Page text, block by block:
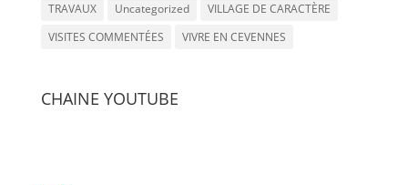
TRAVAUX
Uncategorized
VILLAGE DE CARACTÈRE
VISITES COMMENTÉES
VIVRE EN CEVENNES
CHAINE YOUTUBE